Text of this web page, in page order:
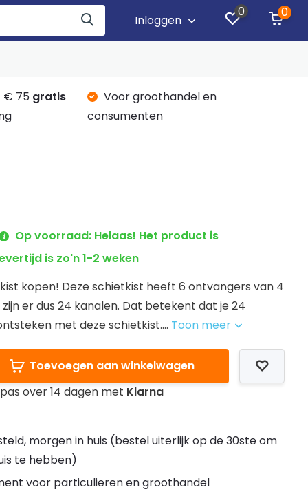
Inloggen
0 0
€ 75 gratis
Voor groothandel en
consumenten
Op voorraad: Helaas! Het product is
is zo'n 1-2 weken
kopen! Deze schietkist heeft 6 ontvangers van 4
er dus 24 kanalen. Dat betekent dat je 24
met deze schietkist.... Toon meer
Toevoegen aan winkelwagen
over 14 dagen met Klarna
morgen in huis (bestel uiterlijk op de 30ste om
te hebben)
voor particulieren en groothandel